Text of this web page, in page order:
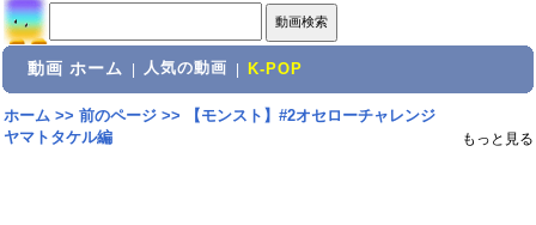
動画 ホーム 人気の動画 K-POP
ホーム>> 前のページ>>
【モンスト】#2オセローチャレンジ
ヤマトタケル編
もっと見る